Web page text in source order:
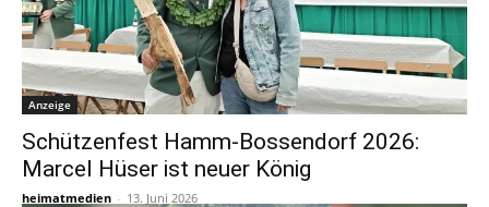
Anzeige
Schützenfest Hamm-Bossendorf 2026:
Marcel Hüser ist neuer König
heimatmedien - 13. Juni 2026